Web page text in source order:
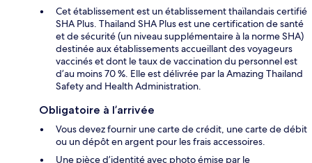
Cet établissement est un établissement thaïlandais certifié
SHA Plus. Thailand SHA Plus est une certification de santé
et de sécurité (un niveau supplémentaire à la norme SHA)
destinée aux établissements accueillant des voyageurs
vaccinés et dont le taux de vaccination du personnel est
d’au moins 70 %. Elle est délivrée par la Amazing Thailand
Safety and Health Administration.
Obligatoire à l’arrivée
Vous devez fournir une carte de crédit, une carte de débit
ou un dépôt en argent pour les frais accessoires.
Une pièce d’identité avec photo émise par le